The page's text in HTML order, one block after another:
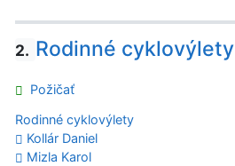
2. Rodinné cyklovýlety
Požičať
Rodinné cyklovýlety
Kollár Daniel
Mizla Karol